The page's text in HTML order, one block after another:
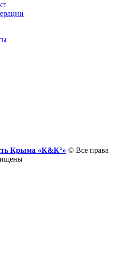
Крыма «К&К°» © Все права